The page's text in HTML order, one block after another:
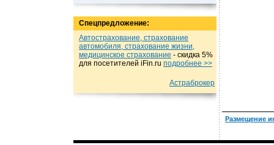
Спецпредложение:
Автострахование, страхование
автомобиля, страхование жизни,
медицинское страхование - cкидка 5%
для посетителей iFin.ru подробнеe >>
Астраброкер
Размещение